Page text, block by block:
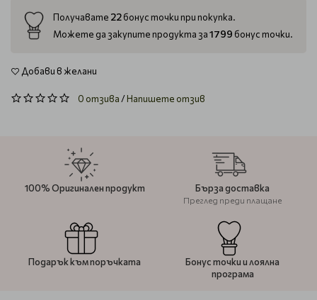
Получавате 22бонус точки при покупка.
Можете да закупите продукта за1799 бонус точки.
Добави в желани
0 отзива/Напишете отзив
100% Оригинален продукт Бърза доставка
Преглед преди плащане
Подарък към поръчката
Бонус точки и лоялна
програма